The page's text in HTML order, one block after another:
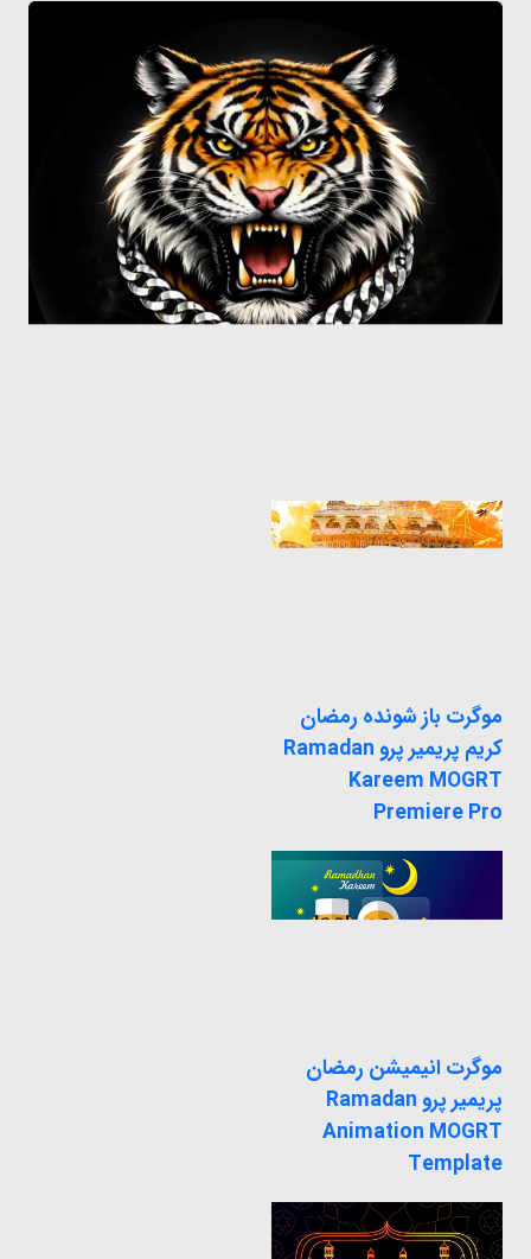
موگرت باز شونده رمضان
کریم پریمیر پرو Ramadan
Kareem MOGRT
Premiere Pro
موگرت انیمیشن رمضان
پریمیر پرو Ramadan
Animation MOGRT
Template